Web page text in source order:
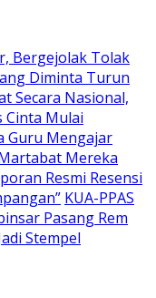
Bergejolak Tolak
Diminta Turun
Secara Nasional,
Cinta Mulai
Guru Mengajar
Mereka
Resmi Resensi
KUA-PPAS
Pasang Rem
Stempel